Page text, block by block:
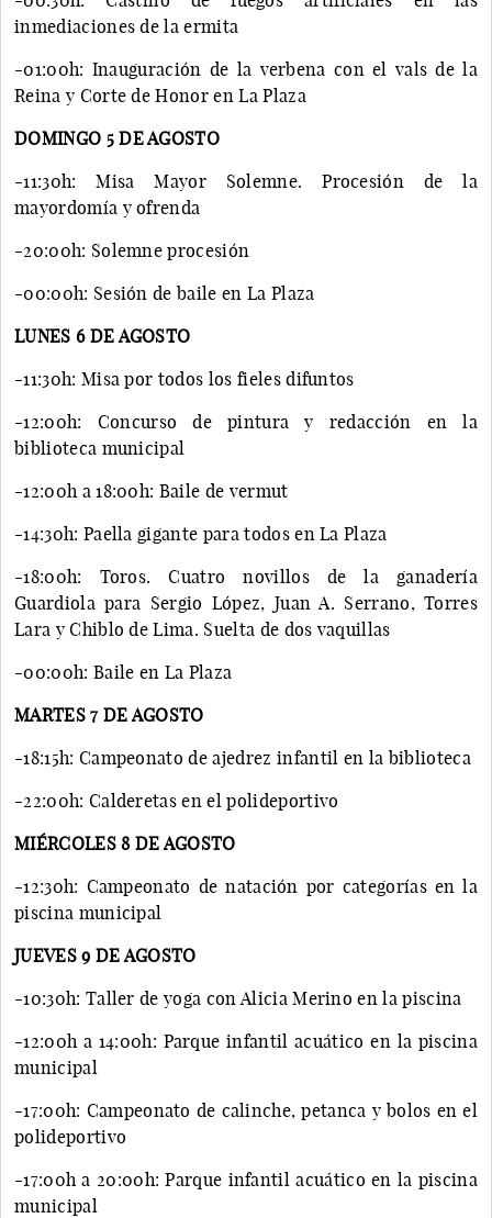
inmediaciones de la ermita
-01:00h: Inauguración de la verbena con el vals de la
Reina y Corte de Honor en La Plaza
DOMINGO 5 DE AGOSTO
-11:30h: Misa Mayor Solemne. Procesión de la
mayordomía y ofrenda
-20:00h: Solemne procesión
-00:00h: Sesión de baile en La Plaza
LUNES 6 DE AGOSTO
-11:30h: Misa por todos los fieles difuntos
-12:00h: Concurso de pintura y redacción en la
biblioteca municipal
-12:00h a 18:00h: Baile de vermut
-14:30h: Paella gigante para todos en La Plaza
-18:00h: Toros. Cuatro novillos de la ganadería
Guardiola para Sergio López, Juan A. Serrano, Torres
Lara y Chiblo de Lima. Suelta de dos vaquillas
-00:00h: Baile en La Plaza
MARTES 7 DE AGOSTO
-18:15h: Campeonato de ajedrez infantil en la biblioteca
-22:00h: Calderetas en el polideportivo
MIÉRCOLES 8 DE AGOSTO
-12:30h: Campeonato de natación por categorías en la
piscina municipal
JUEVES 9 DE AGOSTO
-10:30h: Taller de yoga con Alicia Merino en la piscina
-12:00h a 14:00h: Parque infantil acuático en la piscina
municipal
-17:00h: Campeonato de calinche, petanca y bolos en el
polideportivo
-17:00h a 20:00h: Parque infantil acuático en la piscina
municipal